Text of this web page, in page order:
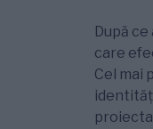
După
care
Cel mai